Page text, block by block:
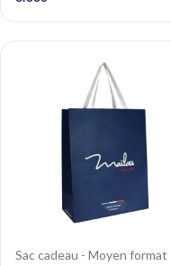
Sac cadeau - Moyen format